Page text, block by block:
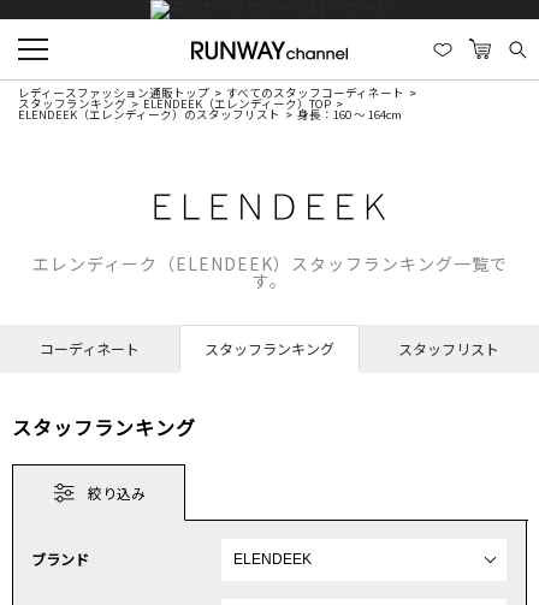
レディースファッション通販トップ すべてのスタッフコーディネート
スタッフランキング ELENDEEK（エレンディーク）TOP
ELENDEEK（エレンディーク）のスタッフリスト 身長：160 ～ 164cm
エレンディーク（ELENDEEK）スタッフランキング一覧で
す。
コーディネート スタッフランキング スタッフリスト
スタッフランキング
絞り込み
ブランド